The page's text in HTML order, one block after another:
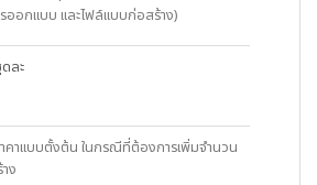
ออกแบบ และไฟล์แบบก่อสร้าง)
ละ
าคาแบบตั้งต้น ในกรณีที่ต้องการเพิ่มจำนวน
ง